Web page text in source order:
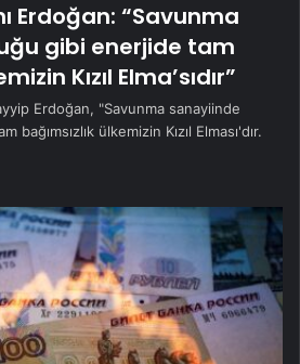
Erdoğan: “Savunma
gibi enerjide tam
Kızıl Elma’sıdır”
Erdoğan, "Savunma sanayiinde
ülkemizin Kızıl Elması'dır.